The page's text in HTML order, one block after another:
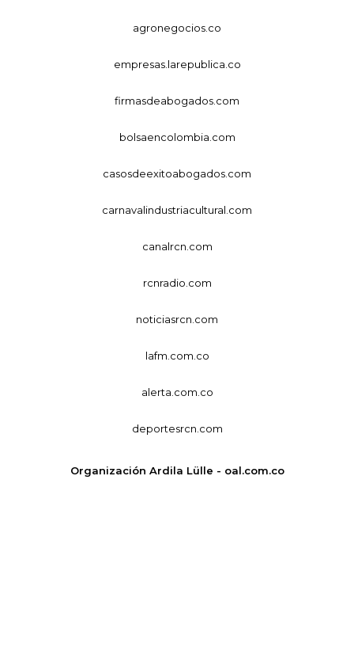
agronegocios.co
empresas.larepublica.co
firmasdeabogados.com
bolsaencolombia.com
casosdeexitoabogados.com
carnavalindustriacultural.com
canalrcn.com
rcnradio.com
noticiasrcn.com
lafm.com.co
alerta.com.co
deportesrcn.com
Organización Ardila Lülle - oal.com.co